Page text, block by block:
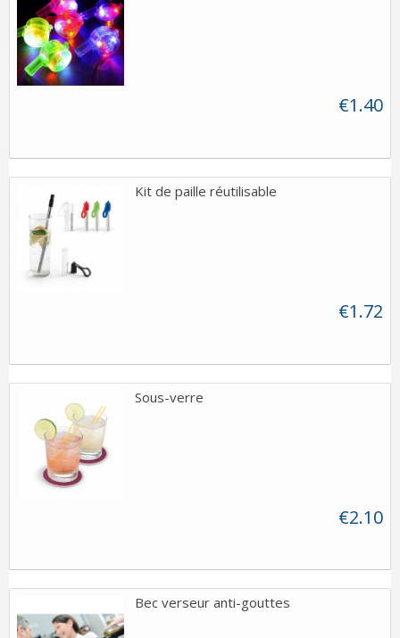
€1.40
Kit de paille réutilisable
€1.72
Sous-verre
€2.10
Bec verseur anti-gouttes